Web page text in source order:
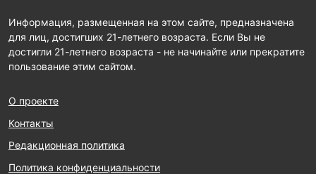
Информация, размещенная на этом сайте, предназначена
для лиц, достигших 21-летнего возраста. Если Вы не
достигли 21-летнего возраста - не начинайте или прекратите
пользование этим сайтом.
О проекте
Контакты
Редакционная политика
Политика конфиденциальности